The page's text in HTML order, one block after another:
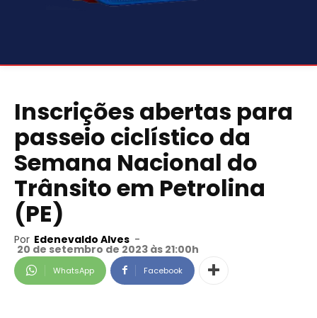
Inscrições abertas para
passeio ciclístico da
Semana Nacional do
Trânsito em Petrolina
(PE)
Por Edenevaldo Alves -
20 de setembro de 2023 às 21:00h
WhatsApp Facebook